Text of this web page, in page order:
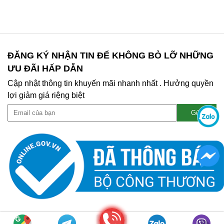
ĐĂNG KÝ NHẬN TIN ĐỂ KHÔNG BỎ LỠ NHỮNG
ƯU ĐÃI HẤP DẪN
Cập nhật thông tin khuyến mãi nhanh nhất . Hưởng quyền
lợi giảm giá riệng biệt
Gọi điện